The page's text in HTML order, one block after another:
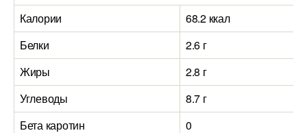
Калории
68.2 ккал
Белки
2.6 г
Жиры
2.8 г
Углеводы
8.7 г
Бета каротин
0